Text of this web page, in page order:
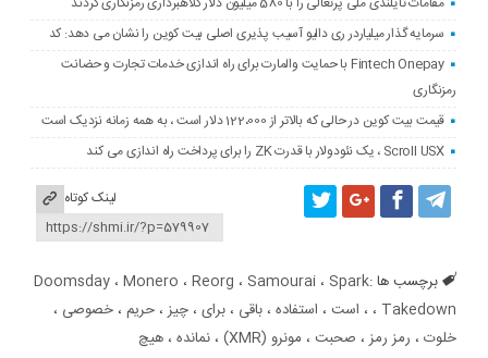
سرمایه گذار میلیاردر ری دالیو آسیب پذیری اصلی بیت کوین را نشان می دهد: کد
Fintech Onepay با حمایت والمارت برای راه اندازی خدمات تجارت و حضانت
رمزنگاری
قیمت بیت کوین در حالی که بالاتر از 122،000 دلار است ، به همه زمانه نزدیک است
Scroll USX ، یک نئودولار با قدرت ZK را برای پرداخت راه اندازی می کند
لینک کوتاه
برچسب ها : Doomsday، Monero ، Reorg ، Samourai، Spark
، Takedown ، است ، استفاده ،باقی ،برای ،چیز ،حریم ،خصوصی ،
خلوت ، رمز رمز ، صحبت ، مونرو (XMR) ،نمانده ،هیچ